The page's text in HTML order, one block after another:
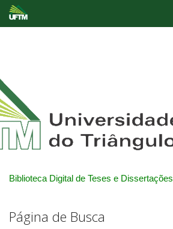
Biblioteca Digital de Teses e Dissertações
Página de Busca